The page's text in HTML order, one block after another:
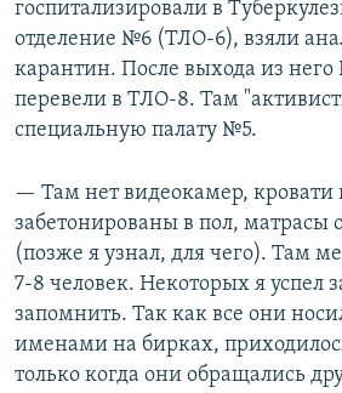
госпитализировали в
отделение №6 (ТЛО-6), взяли
карантин. После выхода из
перевели в ТЛО-8. Там
специальную палату №5.
— Там нет видеокамер, кровати
забетонированы в пол, матрасы
(позже я узнал, для чего). Там
7-8 человек. Некоторых я успел
запомнить. Так как все они
именами на бирках,
только когда они обращались